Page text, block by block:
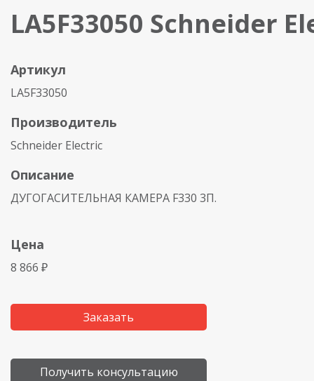
LA5F33050 Schneider
Артикул
LA5F33050
Производитель
Schneider Electric
Описание
ДУГОГАСИТЕЛЬНАЯ КАМЕРА F330 3П.
Цена
8 866 ₽
Заказать
Получить консультацию